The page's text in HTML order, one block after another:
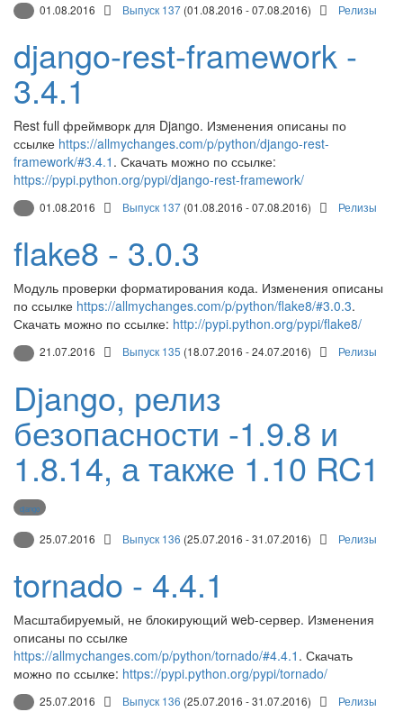
01.08.2016 Выпуск 137 (01.08.2016 - 07.08.2016) Релизы
django-rest-framework -
3.4.1
Rest full фреймворк для Django. Изменения описаны по
ссылке https://allmychanges.com/p/python/django-rest-
framework/#3.4.1 . Скачать можно по ссылке:
https://pypi.python.org/pypi/django-rest-framework/
01.08.2016 Выпуск 137 (01.08.2016 - 07.08.2016) Релизы
flake8 - 3.0.3
Модуль проверки форматирования кода. Изменения описаны
по ссылке https://allmychanges.com/p/python/flake8/#3.0.3.
Скачать можно по ссылке: http://pypi.python.org/pypi/flake8/
21.07.2016 Выпуск 135 (18.07.2016 - 24.07.2016) Релизы
Django, релиз
безопасности -1.9.8 и
1.8.14, а также 1.10 RC1
django
25.07.2016 Выпуск 136 (25.07.2016 - 31.07.2016) Релизы
tornado - 4.4.1
Масштабируемый, не блокирующий web-сервер. Изменения
описаны по ссылке
https://allmychanges.com/p/python/tornado/#4.4.1 . Скачать
можно по ссылке: https://pypi.python.org/pypi/tornado/
25.07.2016 Выпуск 136 (25.07.2016 - 31.07.2016) Релизы